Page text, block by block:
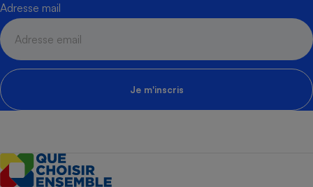
Adresse mail
Je m'inscris